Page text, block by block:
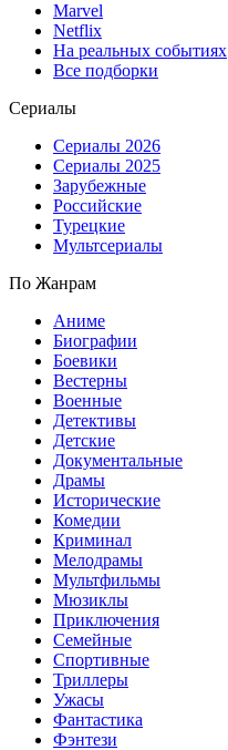
Marvel
Netflix
На реальных событиях
Все подборки
Сериалы
Сериалы 2026
Сериалы 2025
Зарубежные
Российские
Турецкие
Мультсериалы
По Жанрам
Аниме
Биографии
Боевики
Вестерны
Военные
Детективы
Детские
Документальные
Драмы
Исторические
Комедии
Криминал
Мелодрамы
Мультфильмы
Мюзиклы
Приключения
Семейные
Спортивные
Триллеры
Ужасы
Фантастика
Фэнтези